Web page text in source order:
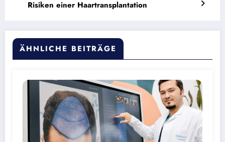
Risiken einer Haartransplantation
ÄHNLICHE BEITRÄGE